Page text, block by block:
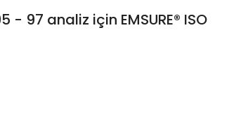
- 97 analiz için EMSURE® ISO